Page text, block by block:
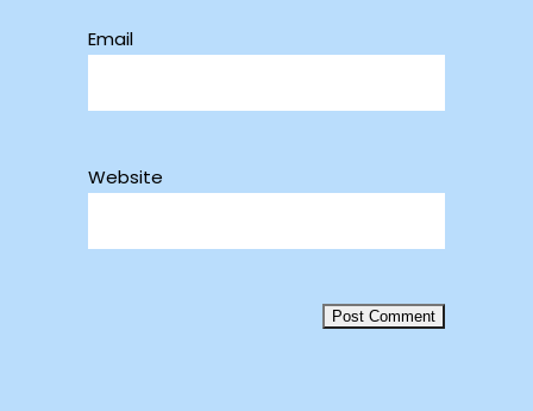
Email
Website